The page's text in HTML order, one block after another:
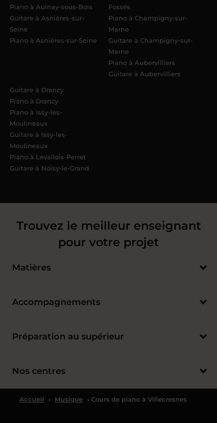
Piano à Aulnay-sous-Bois
Guitare à Asnières-sur-
Seine
Piano à Asnières-sur-Seine
Fossés
Piano à Champigny-sur-
Marne
Guitare à Champigny-sur-
Marne
Piano à Aubervilliers
Guitare à Aubervilliers
Guitare à Drancy
Piano à Drancy
Piano à Issy-les-
Moulineaux
Guitare à Issy-les-
Moulineaux
Piano à Levallois-Perret
Guitare à Noisy-le-Grand
Trouvez le meilleur enseignant
pour votre projet
Matières
Accompagnements
Préparation au supérieur
Nos centres
Accueil › Musique › Cours de piano à Villecresnes